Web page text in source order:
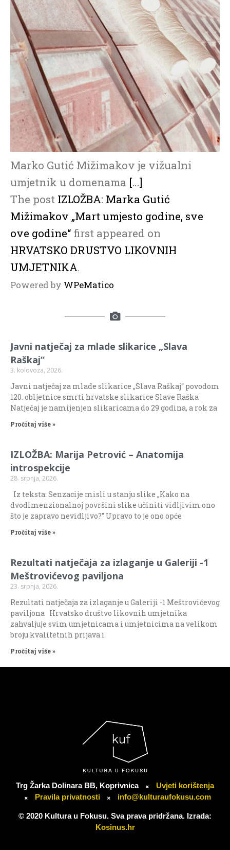
Marko Gutić Mižimakov je vižualni
umjetnik u domenama […]
The post IZLOŽBA: Marka Gutić
Mižimakov „Mart umjesto godine, sve
ove godine“ first appeared on
HRVATSKO DRUSTVO LIKOVNIH
UMJETNIKA.
Powered by WPeMatico
Javni natječaj za mlade slikarice „Slava
Raškaj“
3. kolovoza, 2026.
Javni natječaj za mlade slikarice „Slava Raškaj“ povodom
120. obljetnice smrti hrvatske slikarice Slave Raška
Natječaj je namijenjen slikaricama do 29 godina, a rok za
Pročitaj više »
IZLOŽBA: Marija Petrović – Anatomija
introspekcije
28. srpnja, 2026.
Iz teksta: Senzacije misli u stanju slike „Kako na
dvodimenzionalnoj površini slike učiniti vidljivim ono
što je zapravo nevidljivo?” Upravo to je ono opće
Pročitaj više »
Rezultati natječaja za izlaganje u Galeriji -1
Meštrovićevog paviljona
23. srpnja, 2026.
Rezultati natječaja za izlaganje u Galeriji -1 Meštrovićevog
paviljona Hrvatsko društvo likovnih umjetnika
zahvaljuje svim umjetnicama i umjetnicima na velikom
broju kvalitetnih prijava i
Pročitaj više »
Trg Žarka Dolinara BB, Koprivnica
Uvjeti korištenja
Pravila privatnosti
info@kulturaufokusu.com
© 2020 Kultura u Fokusu. Sva prava pridržana. Izrada:
Kosinus.hr